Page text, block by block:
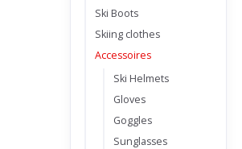
Ski Boots
Skiing clothes
Accessoires
Ski Helmets
Gloves
Goggles
Sunglasses